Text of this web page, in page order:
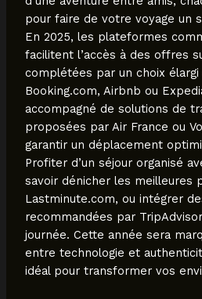
pour faire de votre voyage un
En 2025, les plateformes
facilitent l’accès à des offres
complétées par un choix élargi
Booking.com, Airbnb ou
accompagné de solutions de
proposées par Air France ou
garantir un déplacement
Profiter d’un séjour organisé
savoir dénicher les meilleures
Lastminute.com, ou intégrer
recommandées par
journée. Cette année sera
entre technologie et
idéal pour transformer vos